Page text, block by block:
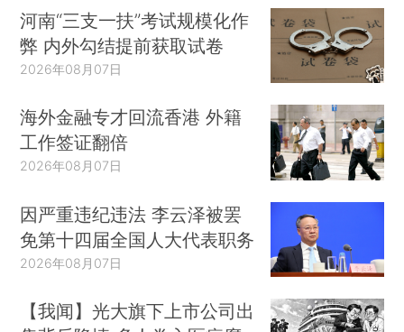
河南“三支一扶”考试规模化作
弊 内外勾结提前获取试卷
2026年08月07日
海外金融专才回流香港 外籍
工作签证翻倍
2026年08月07日
因严重违纪违法 李云泽被罢
免第十四届全国人大代表职务
2026年08月07日
【我闻】光大旗下上市公司出